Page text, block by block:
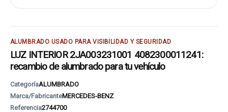
ALUMBRADO USADO PARA VISIBILIDAD Y SEGURIDAD
LUZ INTERIOR 2JA003231001 4082300011241:
recambio de alumbrado para tu vehículo
CategoríaALUMBRADO
Marca/FabricanteMERCEDES-BENZ
Referencia2744700